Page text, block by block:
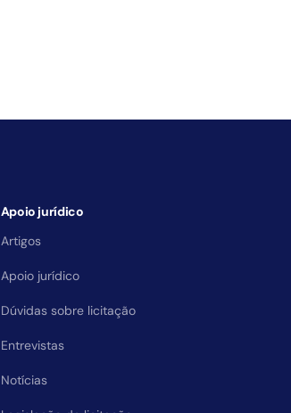
Apoio jurídico
Artigos
Apoio jurídico
Dúvidas sobre licitação
Entrevistas
Notícias